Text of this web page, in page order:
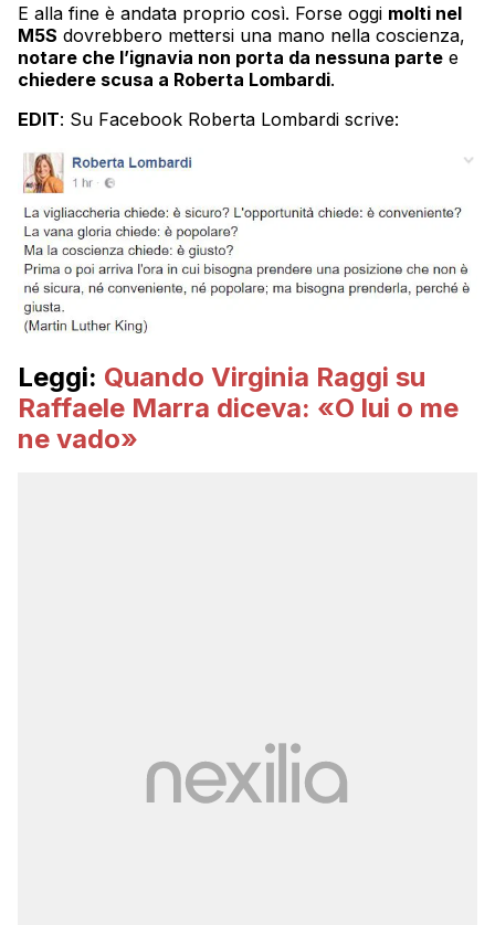
E alla fine è andata proprio così. Forse oggi molti nel
M5S dovrebbero mettersi una mano nella coscienza,
notare che l’ignavia non porta da nessuna parte e
chiedere scusa a Roberta Lombardi.
EDIT: Su Facebook Roberta Lombardi scrive:
Leggi: Quando Virginia Raggi su
Raffaele Marra diceva: «O lui o me
ne vado»